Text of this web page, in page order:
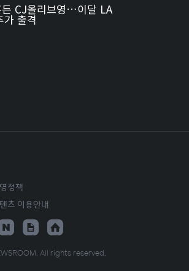
CJ올리브영…이달 LA
가 출격
정책
츠 이용안내
All rights reserved.